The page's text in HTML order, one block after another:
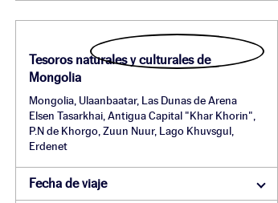
Tesoros naturales y culturales de
Mongolia
Mongolia, Ulaanbaatar, Las Dunas de Arena
Elsen Tasarkhai, Antigua Capital "Khar Khorin",
P.N de Khorgo, Zuun Nuur, Lago Khuvsgul,
Erdenet
Fecha de viaje